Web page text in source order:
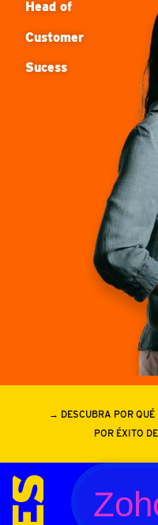
Head of
Customer
Sucess
→ DESCUBRA POR
POR ÉXITO